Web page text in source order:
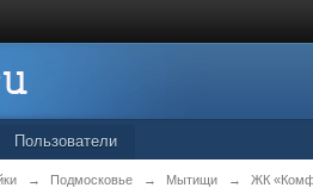
Пользователи
→ Подмосковье → Мытищи → ЖК